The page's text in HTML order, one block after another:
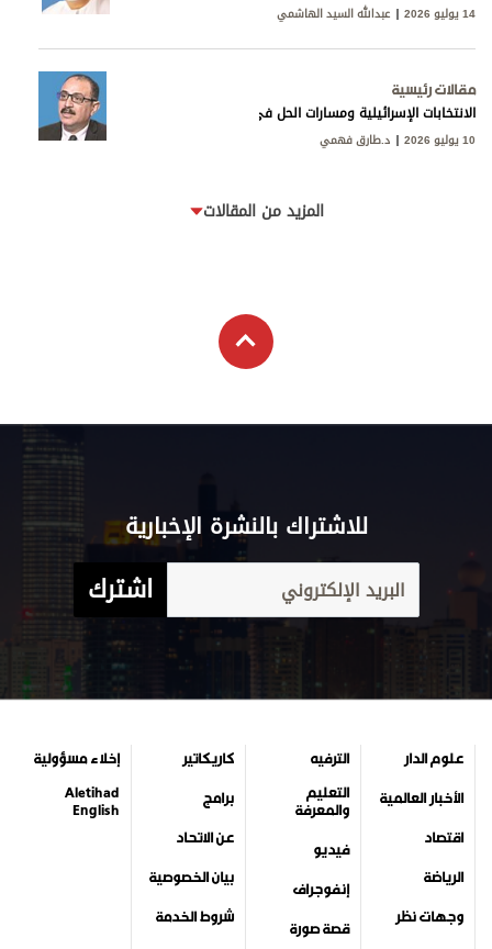
14 يوليو 2026 عبدالله السيد الهاشمي
مقالات رئيسية
الانتخابات الإسرائيلية ومسارات الحل في غزة ولبنان
10 يوليو 2026 د.طارق فهمي
المزيد من المقالات
للاشتراك بالنشرة الإخبارية
اشترك
علوم الدار
الأخبار العالمية
اقتصاد
الرياضة
وجهات نظر
الترفيه
التعليم
والمعرفة
فيديو
إنفوجراف
قصة صورة
كاريكاتير
برامج
عن الاتحاد
بيان الخصوصية
شروط الخدمة
إخلاء مسؤولية
Aletihad
English